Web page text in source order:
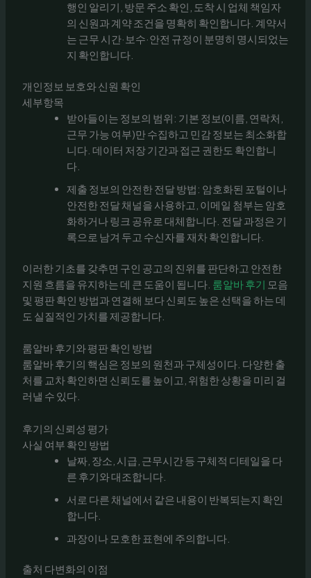
행인 알리기, 방문 주소 확인, 도착 시 업체 책임자
의 신원과 계약 조건을 명확히 확인합니다. 계약서
는 근무 시간·보수·안전 규정이 분명히 명시되었는
지 확인합니다.
개인정보 보호와 신원 확인
세부항목
받아들이는 정보의 범위: 기본 정보(이름, 연락처,
근무 가능 여부)만 수집하고 민감 정보는 최소화합
니다. 데이터 저장 기간과 접근 권한도 확인합니
다.
제출 정보의 안전한 전달 방법: 암호화된 포털이나
안전한 전달 채널을 사용하고, 이메일 첨부는 암호
화하거나 링크 공유로 대체합니다. 전달 과정은 기
록으로 남겨 두고 수신자를 재차 확인합니다.
이러한 기초를 갖추면 구인 공고의 진위를 판단하고 안전한
지원 흐름을 유지하는 데 큰 도움이 됩니다. 룸알바 후기 모음
및 평판 확인 방법과 연결해 보다 신뢰도 높은 선택을 하는 데
도 실질적인 가치를 제공합니다.
룸알바 후기와 평판 확인 방법
룸알바 후기의 핵심은 정보의 원천과 구체성이다. 다양한 출
처를 교차 확인하면 신뢰도를 높이고, 위험한 상황을 미리 걸
러낼 수 있다.
후기의 신뢰성 평가
사실 여부 확인 방법
날짜, 장소, 시급, 근무시간 등 구체적 디테일을 다
른 후기와 대조합니다.
서로 다른 채널에서 같은 내용이 반복되는지 확인
합니다.
과장이나 모호한 표현에 주의합니다.
출처 다변화의 이점